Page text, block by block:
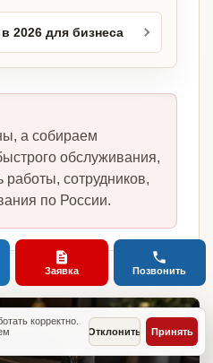
2026 для бизнеса
а собираем
обслуживания,
сотрудников,
по России.
корректно.
Отклонить Принять
Заявка Позвонить